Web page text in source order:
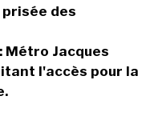
des
Métro Jacques
l'accès pour la